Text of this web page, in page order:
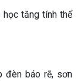
tăng tính thể
đèn báo rẽ, sơn